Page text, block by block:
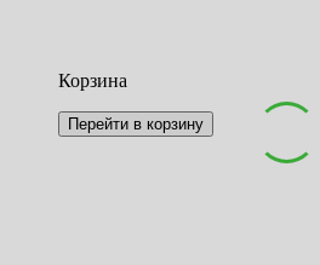
Корзина
Перейти в корзину